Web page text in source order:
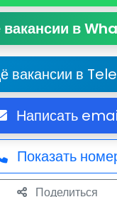
вакансии в
вакансии в
Написать
Показать
Поделиться